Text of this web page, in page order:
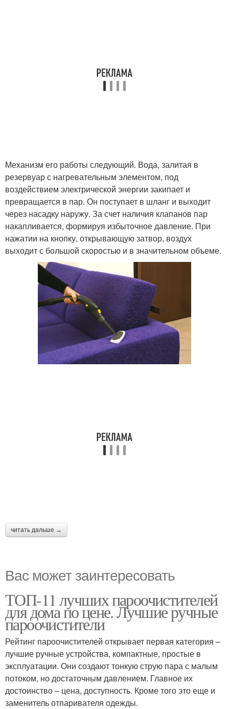
Механизм его работы следующий. Вода, залитая в
резервуар с нагревательным элементом, под
воздействием электрической энергии закипает и
превращается в пар. Он поступает в шланг и выходит
через насадку наружу. За счет наличия клапанов пар
накапливается, формируя избыточное давление. При
нажатии на кнопку, открывающую затвор, воздух
выходит с большой скоростью и в значительном объеме.
читать дальше →
Вас может заинтересовать
ТОП-11 лучших пароочистителей
для дома по цене. Лучшие ручные
пароочистители
Рейтинг пароочистителей открывает первая категория –
лучшие ручные устройства, компактные, простые в
эксплуатации. Они создают тонкую струю пара с малым
потоком, но достаточным давлением. Главное их
достоинство – цена, доступность. Кроме того это еще и
заменитель отпаривателя одежды.